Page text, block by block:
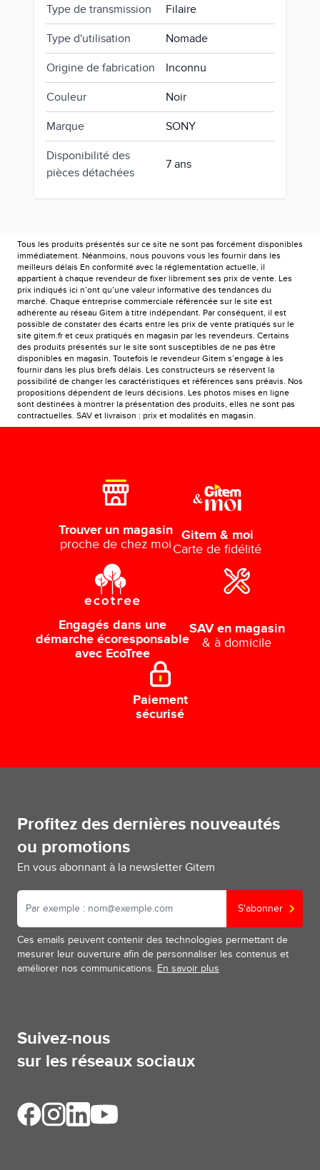
Type de transmission Filaire
Type d'utilisation Nomade
Origine de fabrication Inconnu
Couleur Noir
Marque SONY
Disponibilité des
pièces détachées
7 ans
Tous les produits présentés sur ce site ne sont pas forcément disponibles
immédiatement. Néanmoins, nous pouvons vous les fournir dans les
meilleurs délais En conformité avec la réglementation actuelle, il
appartient à chaque revendeur de fixer librement ses prix de vente. Les
prix indiqués ici n’ont qu’une valeur informative des tendances du
marché. Chaque entreprise commerciale référencée sur le site est
adhérente au réseau Gitem à titre indépendant. Par conséquent, il est
possible de constater des écarts entre les prix de vente pratiqués sur le
site gitem.fr et ceux pratiqués en magasin par les revendeurs. Certains
des produits présentés sur le site sont susceptibles de ne pas être
disponibles en magasin. Toutefois le revendeur Gitem s’engage à les
fournir dans les plus brefs délais. Les constructeurs se réservent la
possibilité de changer les caractéristiques et références sans préavis. Nos
propositions dépendent de leurs décisions. Les photos mises en ligne
sont destinées à montrer la présentation des produits, elles ne sont pas
contractuelles. SAV et livraison : prix et modalités en magasin.
Trouver un magasin
proche de chez moi
Gitem & moi
Carte de fidélité
Engagés dans une
démarche écoresponsable
avec EcoTree
SAV en magasin
& à domicile
Paiement
sécurisé
Profitez des dernières nouveautés
ou promotions
En vous abonnant à la newsletter Gitem
S'abonner
Ces emails peuvent contenir des technologies permettant de
mesurer leur ouverture afin de personnaliser les contenus et
améliorer nos communications. En savoir plus
Suivez-nous
sur les réseaux sociaux